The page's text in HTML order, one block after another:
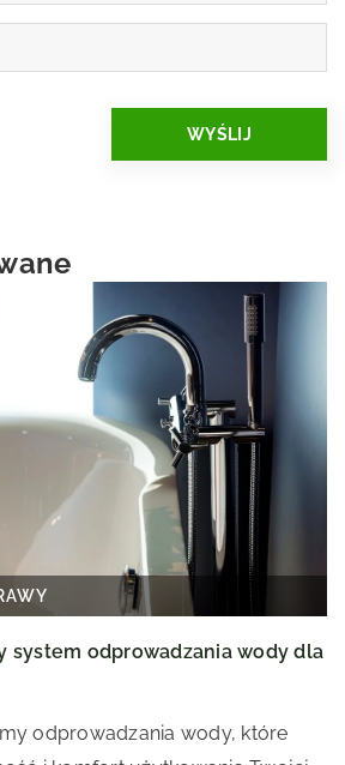
system odprowadzania wody dla
odprowadzania wody, które